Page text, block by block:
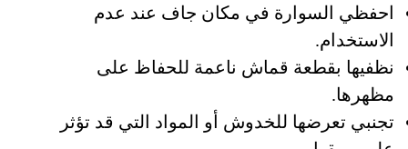
احفظي السوارة في مكان جاف عند عدم
الاستخدام.
نظفيها بقطعة قماش ناعمة للحفاظ على
مظهرها.
تجنبي تعرضها للخدوش أو المواد التي قد تؤثر